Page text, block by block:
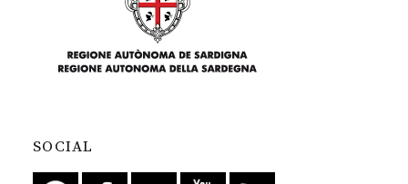
SOCIAL